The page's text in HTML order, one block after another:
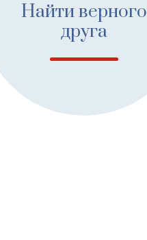
Найти верного
друга